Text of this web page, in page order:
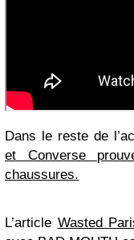
Dans le reste de
et Converse
chaussures.
L’article Wasted